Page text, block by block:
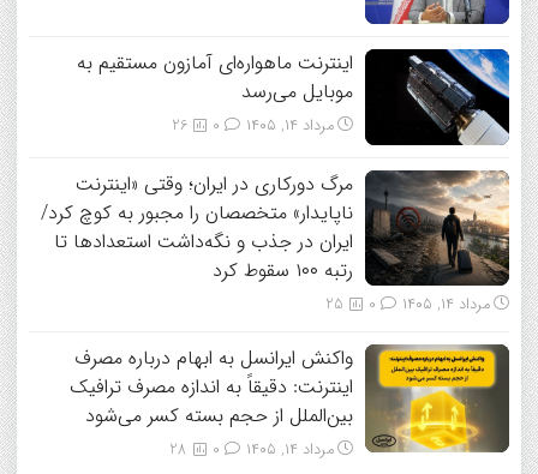
اینترنت ماهواره‌ای آمازون مستقیم به
موبایل می‌رسد
مرداد ۱۴, ۱۴۰۵ 26
مرگ دورکاری در ایران؛ وقتی «اینترنت
ناپایدار» متخصصان را مجبور به کوچ کرد/
ایران در جذب و نگه‌داشت استعدادها تا
رتبه ۱۰۰ سقوط کرد
مرداد ۱۴, ۱۴۰۵ 25
واکنش ایرانسل به ابهام درباره مصرف
اینترنت: دقیقاً به اندازه مصرف ترافیک
بین‌الملل از حجم بسته کسر می‌شود
مرداد ۱۴, ۱۴۰۵ 28